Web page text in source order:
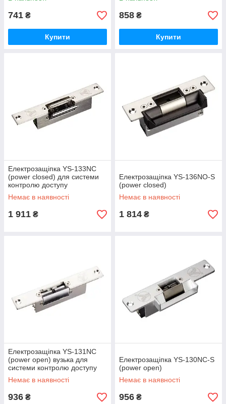
741 ₴
Купити
858 ₴
Купити
Електрозащіпка YS-133NC
(power closed) для системи
контролю доступу
Немає в наявності
1 911 ₴
Електрозащіпка YS-136NO-S
(power closed)
Немає в наявності
1 814 ₴
Електрозащіпка YS-131NC
(power open) вузька для
системи контролю доступу
Немає в наявності
936 ₴
Електрозащіпка YS-130NC-S
(pоwer open)
Немає в наявності
956 ₴